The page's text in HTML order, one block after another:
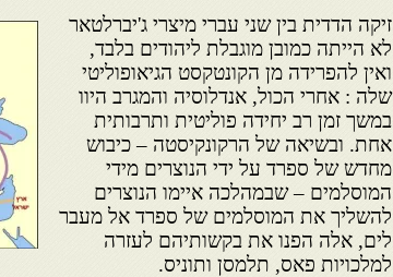
זיקה הדדית בין שני עברי מיצרי ג'יברלטאר
לא הייתה כמובן מוגבלת ליהודים בלבד,
ואין להפרידה מן הקונטקסט הגיאופוליטי
שלה : אחרי הכול, אנדלוסיה והמגרב היוו
במשך זמן רב יחידה פוליטית ותרבותית
אחת. ובשיאה של הרקונקיסטה – כיבוש
מחדש של ספרד על ידי הנוצרים מידי
המוסלמים – שבמהלכה איימו הנוצרים
להשליך את המוסלמים של ספרד אל מעבר
לים, אלה הפנו את בקשותיהם לעזרה
למלכויות פאס, תלמסן ותוניס.